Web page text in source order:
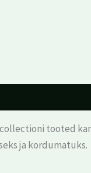
tooted
ja kordumatuks.